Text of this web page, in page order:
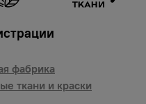
фабрика
ткани и краски